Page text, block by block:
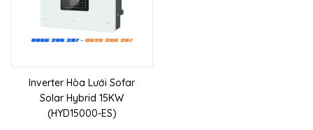
Inverter Hòa Lưới Sofar
Solar Hybrid 15KW
(HYD15000-ES)